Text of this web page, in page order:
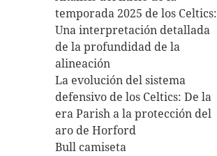
temporada 2025 de los Celtics:
Una interpretación detallada
de la profundidad de la
alineación
La evolución del sistema
defensivo de los Celtics: De la
era Parish a la protección del
aro de Horford
Bull camiseta